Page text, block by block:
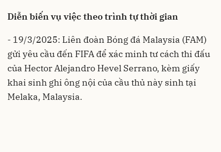
Diễn biến vụ việc theo trình tự thời gian
- 19/3/2025: Liên đoàn Bóng đá Malaysia (FAM)
gửi yêu cầu đến FIFA để xác minh tư cách thi đấu
của Hector Alejandro Hevel Serrano, kèm giấy
khai sinh ghi ông nội của cầu thủ này sinh tại
Melaka, Malaysia.